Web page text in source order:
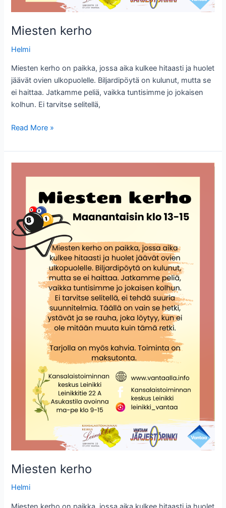
Miesten kerho
Helmi
Miesten kerho on paikka, jossa aika kulkee hitaasti ja huolet
jäävät ovien ulkopuolelle. Biljardipöytä on kulunut, mutta se
ei haittaa. Jatkamme peliä, vaikka tuntisimme jo jokaisen
kolhun. Ei tarvitse selitellä,
Miesten
Read More »
Miesten kerho
Helmi